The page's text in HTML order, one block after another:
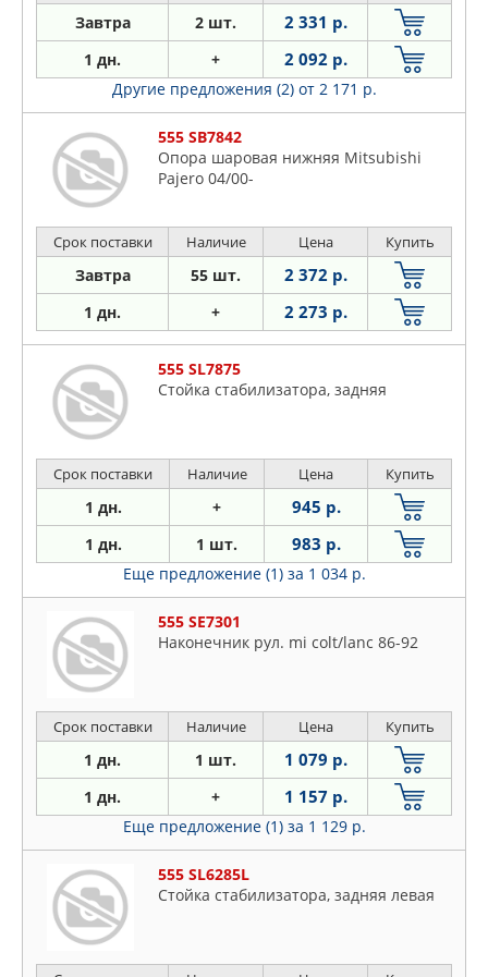
Завтра 2 шт. 2 331 р.
1 дн. + 2 092 р.
Другие предложения (2) от 2 171 р.
555 SB7842
Опора шаровая нижняя Mitsubishi
Pajero 04/00-
Срок поставки Наличие Цена Купить
Завтра 55 шт. 2 372 р.
1 дн. + 2 273 р.
555 SL7875
Стойка стабилизатора, задняя
Срок поставки Наличие Цена Купить
1 дн. + 945 р.
1 дн. 1 шт. 983 р.
Еще предложение (1) за 1 034 р.
555 SE7301
Наконечник рул. mi colt/lanc 86-92
Срок поставки Наличие Цена Купить
1 дн. 1 шт. 1 079 р.
1 дн. + 1 157 р.
Еще предложение (1) за 1 129 р.
555 SL6285L
Стойка стабилизатора, задняя левая